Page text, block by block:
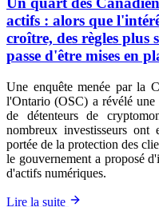
actifs : alors que
croître, des règles plus
passe d'être mises en
Une enquête menée par la
l'Ontario (OSC) a révélé
de détenteurs de
nombreux investisseurs ont
portée de la protection des
le gouvernement a proposé
d'actifs numériques.
Lire la suite